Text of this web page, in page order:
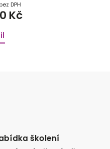
DPH
Kč
školení